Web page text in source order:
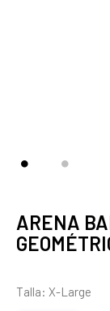
ARENA
Talla: X-Large